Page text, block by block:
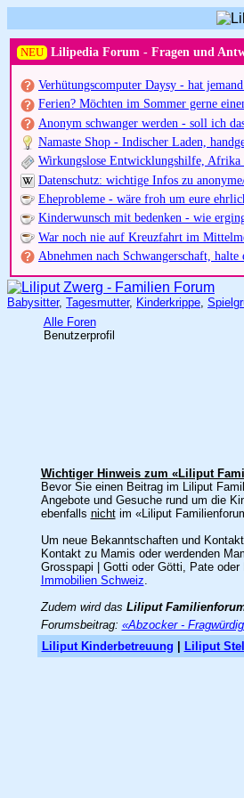
NEU Lilipedia Forum - Fragen und
Verhütungscomputer Daysy - hat
Ferien? Möchten im Sommer gerne
Anonym schwanger werden - soll ich
Namaste Shop - Indischer Laden,
Wirkungslose Entwicklungshilfe,
Datenschutz: wichtige Infos zu
Eheprobleme - wäre froh um eure
Kinderwunsch mit bedenken - wie
War noch nie auf Kreuzfahrt im
Abnehmen nach Schwangerschaft, halte
Babysitter, Tagesmutter, Kinderkrippe,
Alle Foren
Benutzerprofil
Wichtiger Hinweis zum «Liliput
Bevor Sie einen Beitrag im Liliput
Angebote und Gesuche rund um die
ebenfalls nichtim «Liliput
Um neue Bekanntschaften und
Kontakt zu Mamis oder werdenden
Grosspapi | Gotti oder Götti, Pate
Immobilien Schweiz.
Zudem wird das Liliput
Forumsbeitrag: «Abzocker -
Liliput Kinderbetreuung
Liliput